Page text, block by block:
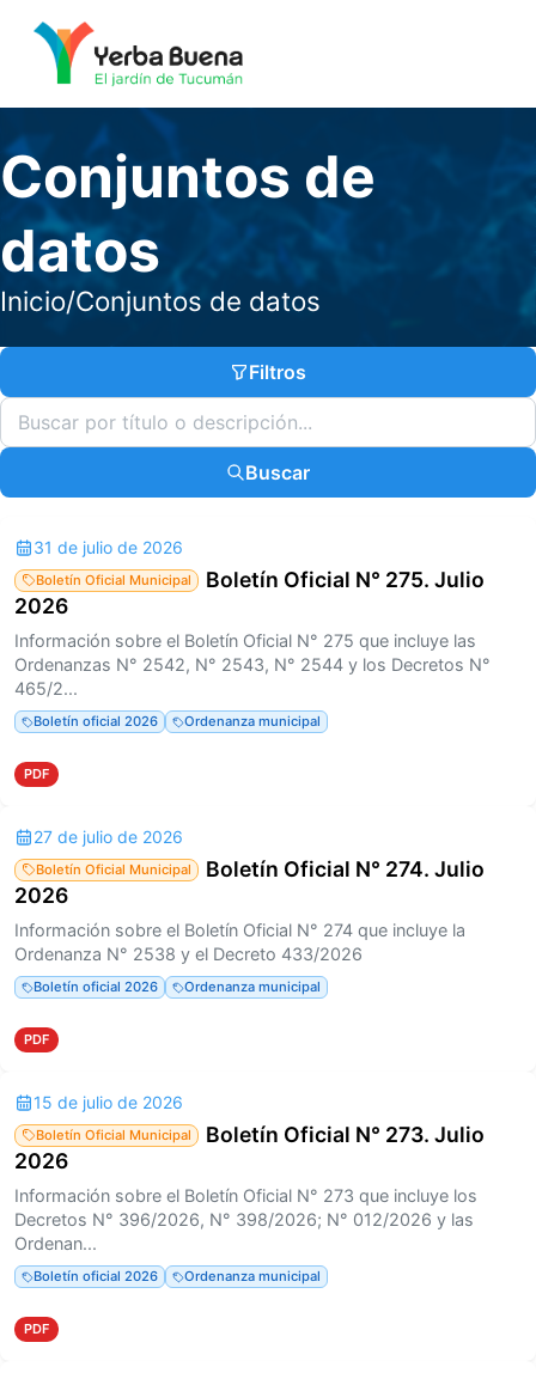
Conjuntos de
datos
Inicio/Conjuntos de datos
Filtros
Buscar
31 de julio de 2026
Boletín Oficial Municipal
Boletín Oficial N° 275. Julio
2026
Información sobre el Boletín Oficial N° 275 que incluye las
Ordenanzas N° 2542, N° 2543, N° 2544 y los Decretos N°
465/2...
Boletín oficial 2026 Ordenanza municipal
PDF
27 de julio de 2026
Boletín Oficial Municipal
Boletín Oficial N° 274. Julio
2026
Información sobre el Boletín Oficial N° 274 que incluye la
Ordenanza N° 2538 y el Decreto 433/2026
Boletín oficial 2026 Ordenanza municipal
PDF
15 de julio de 2026
Boletín Oficial Municipal
Boletín Oficial N° 273. Julio
2026
Información sobre el Boletín Oficial N° 273 que incluye los
Decretos N° 396/2026, N° 398/2026; N° 012/2026 y las
Ordenan...
Boletín oficial 2026 Ordenanza municipal
PDF